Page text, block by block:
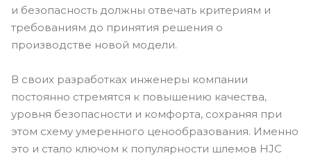
и безопасность должны отвечать критериям и
требованиям до принятия решения о
производстве новой модели.
В своих разработках инженеры компании
постоянно стремятся к повышению качества,
уровня безопасности и комфорта, сохраняя при
этом схему умеренного ценообразования. Именно
это и стало ключом к популярности шлемов HJC